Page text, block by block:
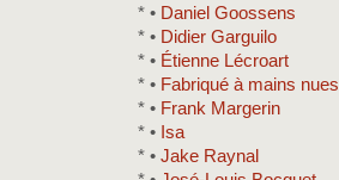
* • Daniel Goossens
* • Didier Garguilo
* • Étienne Lécroart
* • Fabriqué à mains nues
* • Frank Margerin
* • Isa
* • Jake Raynal